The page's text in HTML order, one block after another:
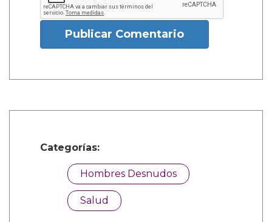
Publicar Comentario
Categorías:
Hombres Desnudos
Salud